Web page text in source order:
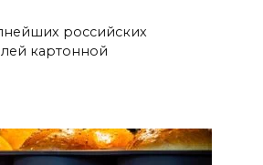
российских
картонной